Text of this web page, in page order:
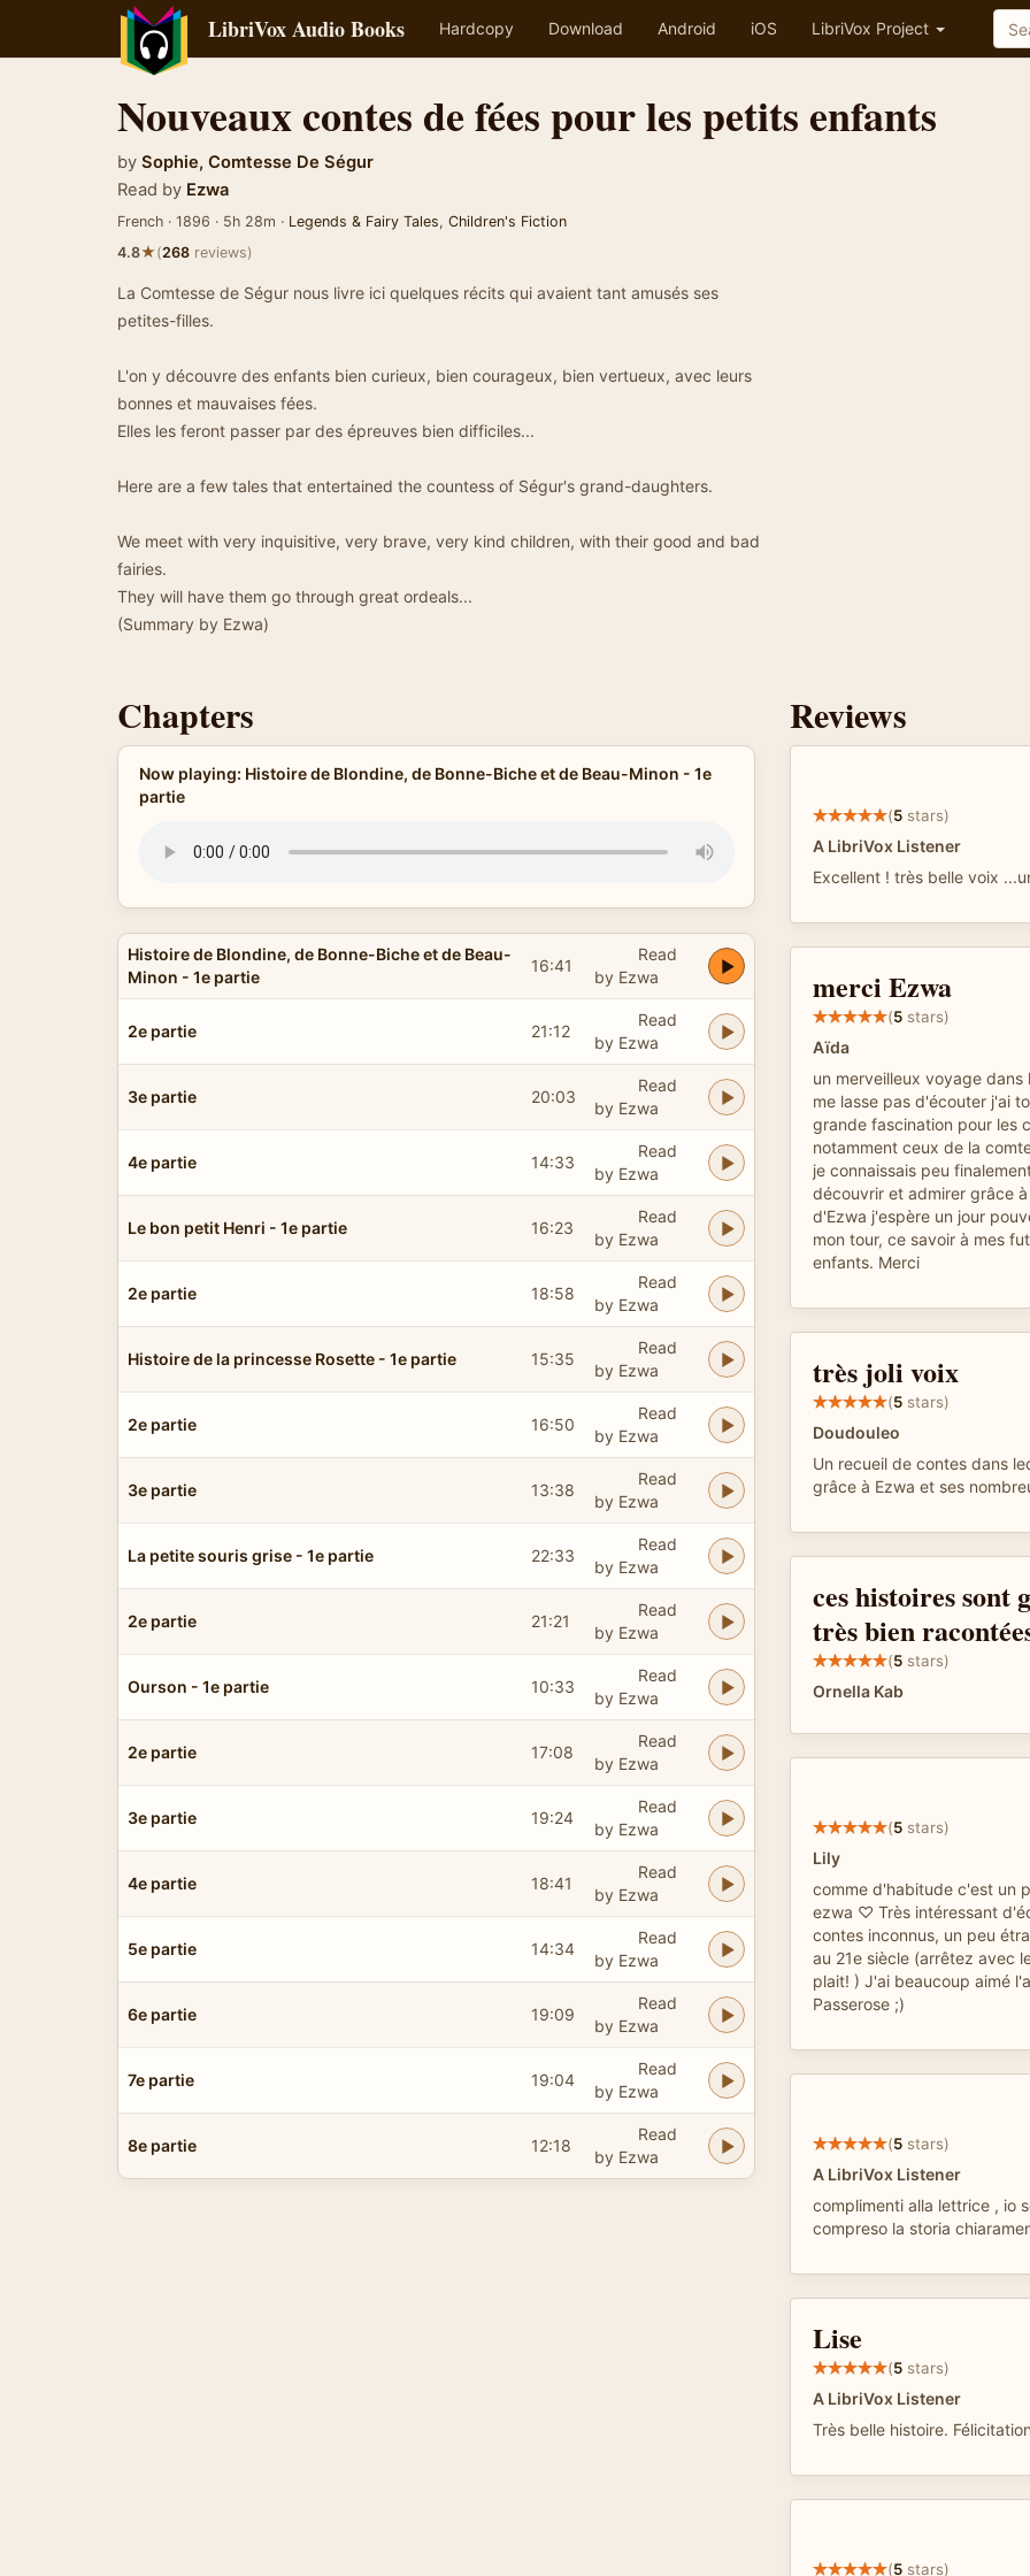
LibriVox Audio Books Hardcopy Download Android iOS LibriVox Project
Nouveaux contes de fées pour les petits enfants
by Sophie, Comtesse De Ségur
Read by Ezwa
French · 1896 · 5h 28m · Legends & Fairy Tales, Children's Fiction
4.8★(268 reviews)
La Comtesse de Ségur nous livre ici quelques récits qui avaient tant amusés ses
petites-filles.
L'on y découvre des enfants bien curieux, bien courageux, bien vertueux, avec leurs
bonnes et mauvaises fées.
Elles les feront passer par des épreuves bien difficiles...
Here are a few tales that entertained the countess of Ségur's grand-daughters.
We meet with very inquisitive, very brave, very kind children, with their good and bad
fairies.
They will have them go through great ordeals...
(Summary by Ezwa)
Chapters
Now playing: Histoire de Blondine, de Bonne-Biche et de Beau-Minon - 1e
partie
Histoire de Blondine, de Bonne-Biche et de Beau-
Minon - 1e partie
16:41
Read
by Ezwa
2e partie 21:12
Read
by Ezwa
3e partie 20:03
Read
by Ezwa
4e partie 14:33
Read
by Ezwa
Le bon petit Henri - 1e partie 16:23
Read
by Ezwa
2e partie 18:58
Read
by Ezwa
Histoire de la princesse Rosette - 1e partie 15:35
Read
by Ezwa
2e partie 16:50
Read
by Ezwa
3e partie 13:38
Read
by Ezwa
La petite souris grise - 1e partie 22:33
Read
by Ezwa
2e partie 21:21
Read
by Ezwa
Ourson - 1e partie 10:33
Read
by Ezwa
2e partie 17:08
Read
by Ezwa
3e partie 19:24
Read
by Ezwa
4e partie 18:41
Read
by Ezwa
5e partie 14:34
Read
by Ezwa
6e partie 19:09
Read
by Ezwa
7e partie 19:04
Read
by Ezwa
8e partie 12:18
Read
by Ezwa
Reviews
(5 stars)
A LibriVox Listener
Excellent ! très belle voix
merci Ezwa
(5 stars)
Aïda
un merveilleux voyage
me lasse pas d'écouter j'ai
grande fascination pour les
notamment ceux de la
je connaissais peu
découvrir et admirer grâce
d'Ezwa j'espère un jour
mon tour, ce savoir à mes
enfants. Merci
très joli voix
(5 stars)
Doudouleo
Un recueil de contes dans
grâce à Ezwa et ses
ces histoires sont
très bien
(5 stars)
Ornella Kab
(5 stars)
Lily
comme d'habitude c'est un
ezwa ♡ Très intéressant
contes inconnus, un peu
au 21e siècle (arrêtez avec
plait! ) J'ai beaucoup aimé
Passerose ;)
(5 stars)
A LibriVox Listener
complimenti alla lettrice , io
compreso la storia
Lise
(5 stars)
A LibriVox Listener
Très belle histoire.
(5 stars)